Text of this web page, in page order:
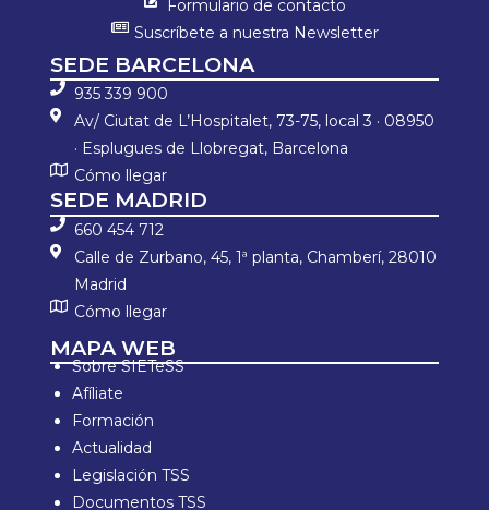
Formulario de contacto
Suscríbete a nuestra Newsletter
SEDE BARCELONA
935 339 900
Av/ Ciutat de L’Hospitalet, 73-75, local 3 · 08950
· Esplugues de Llobregat, Barcelona
Cómo llegar
SEDE MADRID
660 454 712
Calle de Zurbano, 45, 1ª planta, Chamberí, 28010
Madrid
Cómo llegar
MAPA WEB
Sobre SIETeSS
Afíliate
Formación
Actualidad
Legislación TSS
Documentos TSS